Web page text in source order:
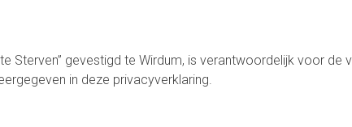
Sterven” gevestigd te Wirdum, is verantwoordelijk voor de
in deze privacyverklaring.